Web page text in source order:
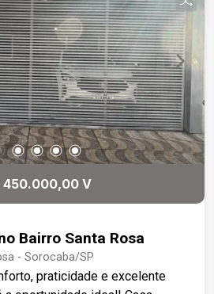
450.000,00 V
Bairro Santa Rosa
- Sorocaba/SP
praticidade e excelente